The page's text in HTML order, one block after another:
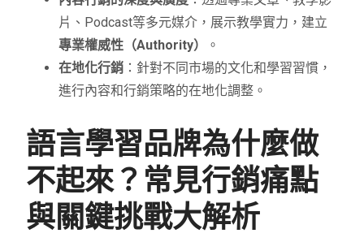
片、Podcast等多元媒介，展示教學實力，建立
專業權威性（Authority）
。
在地化行銷 ：針對不同市場的文化和學習習慣，
進行內容和行銷策略的在地化調整。
語言學習品牌為什麼做
不起來？常見行銷痛點
與關鍵挑戰大解析